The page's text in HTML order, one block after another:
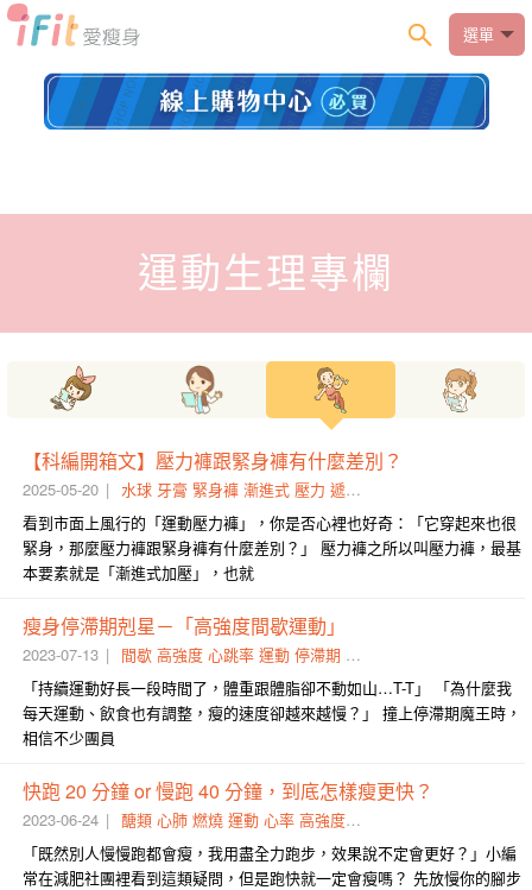
選單
運動生理專欄
【科編開箱文】壓力褲跟緊身褲有什麼差別？
2025-05-20 水球 牙膏 緊身褲 漸進式 壓力 遞減
看到市面上風行的「運動壓力褲」，你是否心裡也好奇：「它穿起來也很
緊身，那麼壓力褲跟緊身褲有什麼差別？」 壓力褲之所以叫壓力褲，最基
本要素就是「漸進式加壓」，也就
瘦身停滯期剋星－「高強度間歇運動」
2023-07-13 間歇 高強度 心跳率 運動 停滯期 體能
「持續運動好長一段時間了，體重跟體脂卻不動如山…T-T」 「為什麼我
每天運動、飲食也有調整，瘦的速度卻越來越慢？」 撞上停滯期魔王時，
相信不少團員
快跑 20 分鐘 or 慢跑 40 分鐘，到底怎樣瘦更快？
2023-06-24 醣類 心肺 燃燒 運動 心率 高強度 停滯期
「既然別人慢慢跑都會瘦，我用盡全力跑步，效果說不定會更好？」小編
常在減肥社團裡看到這類疑問，但是跑快就一定會瘦嗎？ 先放慢你的腳步